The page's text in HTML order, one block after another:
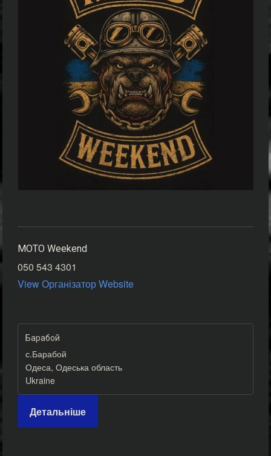
MOTO Weekend
050 543 4301
View Організатор Website
Барабой
с.Барабой
Одеса, Одеська область
Ukraine
Детальніше